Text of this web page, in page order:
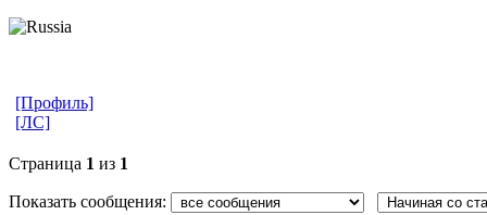
[Профиль]
[ЛС]
Страница 1 из 1
Показать сообщения: